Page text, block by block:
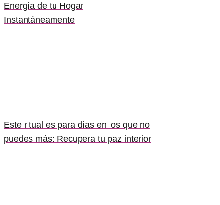
Energía de tu Hogar
Instantáneamente
Este ritual es para días en los que no
puedes más: Recupera tu paz interior